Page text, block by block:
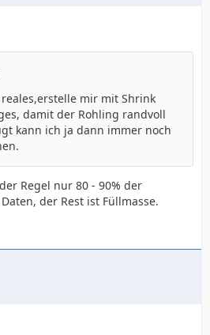
mir mit Shrink
damit der Rohling randvoll
kann ich ja dann immer noch
Regel nur 80 - 90% der
der Rest ist Füllmasse.